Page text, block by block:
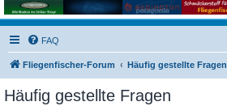
FAQ
Fliegenfischer-Forum Häufig gestellte Fragen
Häufig gestellte Fragen